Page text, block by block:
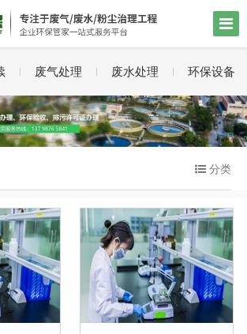
废气处理 废水处理 环保设备
分类